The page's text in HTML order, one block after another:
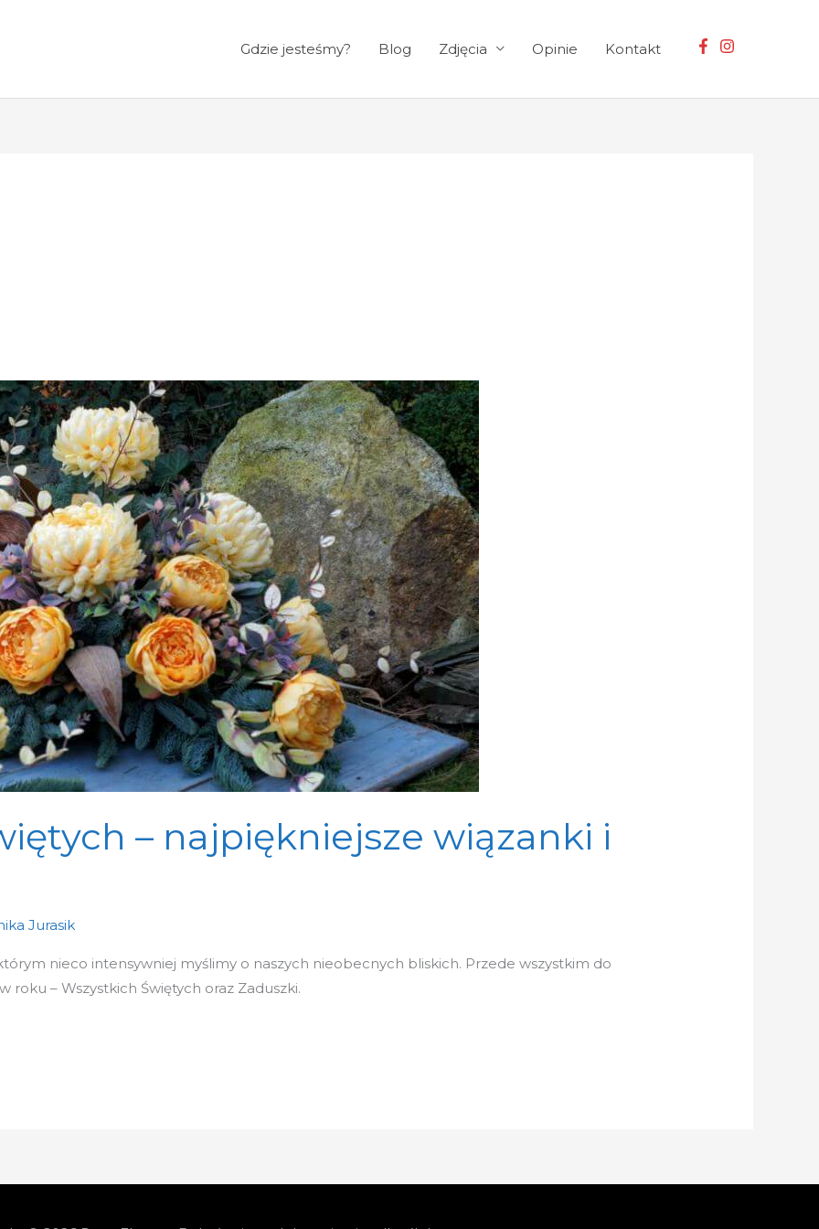
Gdzie jesteśmy? Blog Zdjęcia Opinie Kontakt
– najpiękniejsze wiązanki i
Jurasik
nieco intensywniej myślimy o naszych nieobecnych bliskich. Przede wszystkim do
roku – Wszystkich Świętych oraz Zaduszki.